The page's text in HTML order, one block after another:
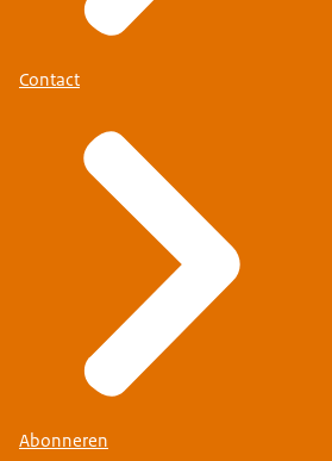
Contact
Abonneren